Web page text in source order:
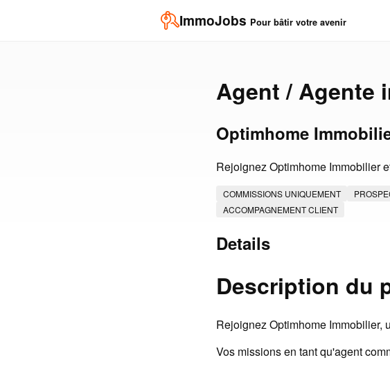
ImmoJobs Pour bâtir votre avenir
Agent / Agente
Optimhome
Rejoignez Optimhome Immobilier
COMMISSIONS UNIQUEMENT
ACCOMPAGNEMENT CLIENT
Details
Description du
Rejoignez Optimhome Immobilier,
Vos missions en tant qu'agent